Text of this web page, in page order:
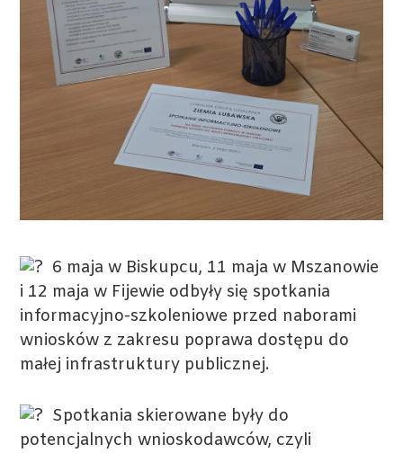
6 maja w Biskupcu, 11 maja w Mszanowie
i 12 maja w Fijewie odbyły się spotkania
informacyjno-szkoleniowe przed naborami
wniosków z zakresu poprawa dostępu do
małej infrastruktury publicznej.
Spotkania skierowane były do
potencjalnych wnioskodawców, czyli